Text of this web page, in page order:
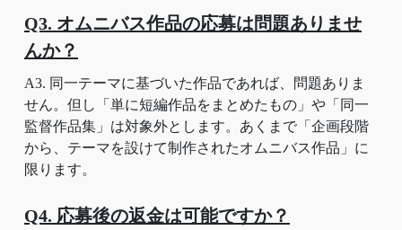
Q3. オムニバス作品の応募は問題ありませ
んか？
A3. 同一テーマに基づいた作品であれば、問題ありま
せん。但し「単に短編作品をまとめたもの」や「同一
監督作品集」は対象外とします。あくまで「企画段階
から、テーマを設けて制作されたオムニバス作品」に
限ります。
Q4. 応募後の返金は可能ですか？